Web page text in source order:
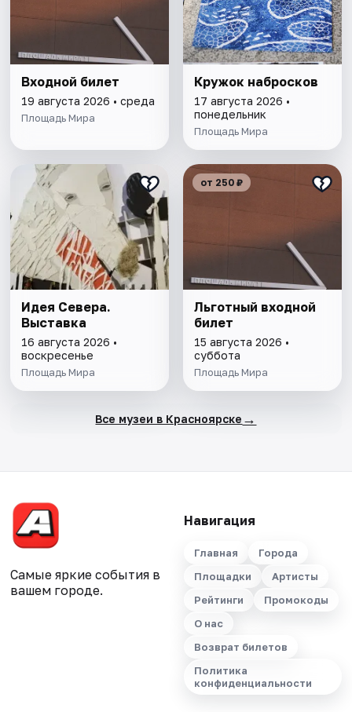
Входной билет
19 августа 2026 • среда
Площадь Мира
Кружок набросков
17 августа 2026 •
понедельник
Площадь Мира
Идея Севера.
Выставка
16 августа 2026 •
воскресенье
Площадь Мира
от 250 ₽
Льготный входной
билет
15 августа 2026 •
суббота
Площадь Мира
Все музеи в Красноярске →
Самые яркие события в
вашем городе.
Навигация
Главная
Города
Площадки
Артисты
Рейтинги
Промокоды
О нас
Возврат билетов
Политика
конфиденциальности